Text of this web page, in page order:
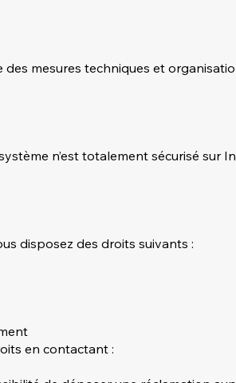
mesures techniques et
n’est totalement sécurisé sur
disposez des droits suivants :
en contactant :